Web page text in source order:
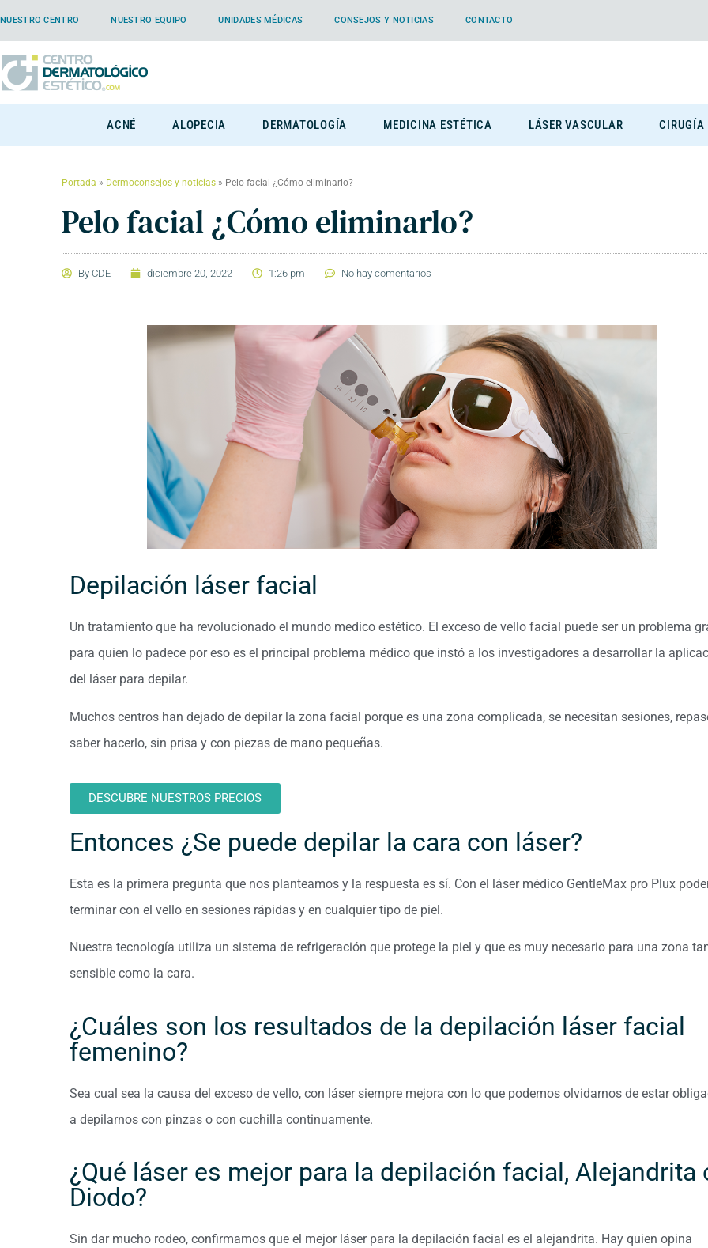
NUESTRO CENTRO NUESTRO EQUIPO UNIDADES MÉDICAS CONSEJOS Y NOTICIAS CONTACTO
ACNÉ ALOPECIA DERMATOLOGÍA MEDICINA ESTÉTICA LÁSER VASCULAR
Portada » Dermoconsejos y noticias » Pelo facial ¿Cómo eliminarlo?
Pelo facial ¿Cómo eliminarlo?
By CDE diciembre 20, 2022 1:26 pm No hay comentarios
Depilación láser facial
Un tratamiento que ha revolucionado el mundo medico estético. El exceso de vello facial puede ser un problema
para quien lo padece por eso es el principal problema médico que instó a los investigadores a desarrollar la
del láser para depilar.
Muchos centros han dejado de depilar la zona facial porque es una zona complicada, se necesitan sesiones,
saber hacerlo, sin prisa y con piezas de mano pequeñas.
DESCUBRE NUESTROS PRECIOS
Entonces ¿Se puede depilar la cara con láser?
Esta es la primera pregunta que nos planteamos y la respuesta es sí. Con el láser médico GentleMax pro Plux
terminar con el vello en sesiones rápidas y en cualquier tipo de piel.
Nuestra tecnología utiliza un sistema de refrigeración que protege la piel y que es muy necesario para una zona
sensible como la cara.
¿Cuáles son los resultados de la depilación láser facial
femenino?
Sea cual sea la causa del exceso de vello, con láser siempre mejora con lo que podemos olvidarnos de estar
a depilarnos con pinzas o con cuchilla continuamente.
¿Qué láser es mejor para la depilación facial, Alejandrita
Diodo?
Sin dar mucho rodeo, confirmamos que el mejor láser para la depilación facial es el alejandrita. Hay quien opina